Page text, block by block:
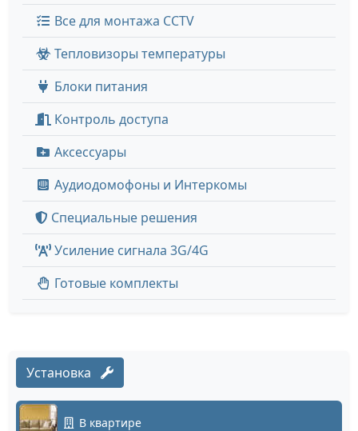
Все для монтажа CCTV
Тепловизоры температуры
Блоки питания
Контроль доступа
Аксессуары
Аудиодомофоны и Интеркомы
Специальные решения
Усиление сигнала 3G/4G
Готовые комплекты
Установка
В квартире